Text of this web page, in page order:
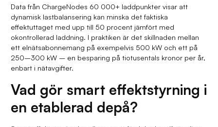
Data från ChargeNodes 60 000+ laddpunkter visar att
dynamisk lastbalansering kan minska det faktiska
effektuttaget med upp till 50 procent jämfört med
okontrollerad laddning. I praktiken är det skillnaden mellan
ett elnätsabonnemang på exempelvis 500 kW och ett på
250–300 kW – en besparing på tiotusentals kronor per år,
enbart i nätavgifter.
Vad gör smart effektstyrning i
en etablerad depå?